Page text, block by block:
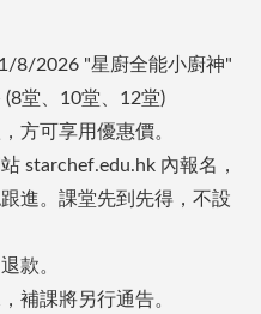
8/2026 "星廚全能小廚神"
堂、10堂、12堂)
方可享用優惠價。
starchef.edu.hk 內報名，
進。課堂先到先得，不設
款。
補課將另行通告。